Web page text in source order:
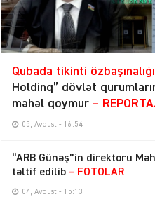
Qubada tikinti
Holdinq” dövlət
məhəl qoymur –
05, Avqust - 16:54
“ARB Günəş”in direktoru
təltif edilib – FOTOLAR
04, Avqust - 15:13